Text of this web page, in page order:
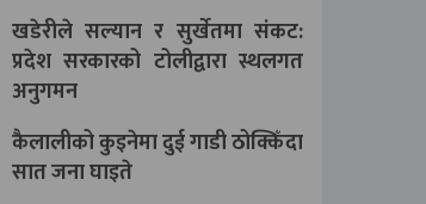
खडेरीले सल्यान र सुर्खेतमा संकट:
प्रदेश सरकारको टोलीद्वारा स्थलगत
अनुगमन
कैलालीको कुइनेमा दुई गाडी ठोक्किँदा
सात जना घाइते